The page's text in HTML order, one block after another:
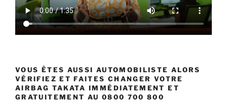
VOUS ÊTES AUSSI AUTOMOBILISTE ALORS
VÉRIFIEZ ET FAITES CHANGER VOTRE
AIRBAG TAKATA IMMÉDIATEMENT ET
GRATUITEMENT AU 0800 700 800